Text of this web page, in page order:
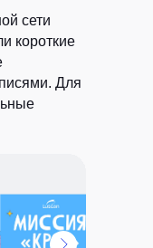
сети
короткие
Для